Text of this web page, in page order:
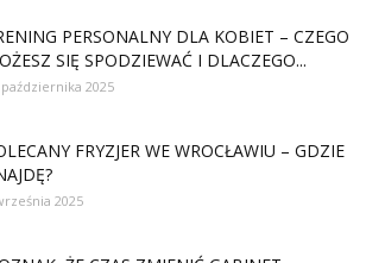
PERSONALNY DLA KOBIET – CZEGO
SIĘ SPODZIEWAĆ I DLACZEGO...
2025
FRYZJER WE WROCŁAWIU – GDZIE
2025